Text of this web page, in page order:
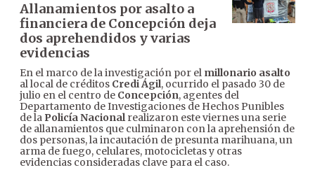
Allanamientos por asalto a
financiera de Concepción deja
dos aprehendidos y varias
evidencias
En el marco de la investigación por el millonario asalto
al local de créditos Credi Ágil, ocurrido el pasado 30 de
julio en el centro de Concepción, agentes del
Departamento de Investigaciones de Hechos Punibles
de la Policía Nacionalrealizaron este viernes una serie
de allanamientos que culminaron con la aprehensión de
dos personas, la incautación de presunta marihuana, un
arma de fuego, celulares, motocicletas y otras
evidencias consideradas clave para el caso.